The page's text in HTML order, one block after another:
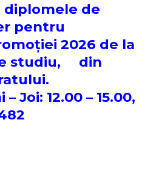
diplomele de
pentru
2026 de la
studiu, din
Joi: 12.00 – 15.00,